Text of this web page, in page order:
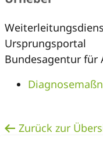
Ursprungsportal
Bundesagentur für
Zurück zur